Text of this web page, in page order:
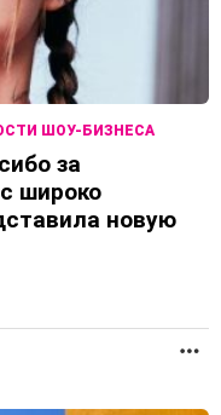
ШОУ-БИЗНЕСА
за
широко
новую